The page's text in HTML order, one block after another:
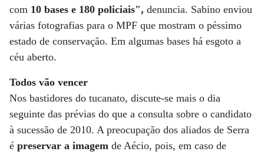
com 10 bases e 180 policiais", denuncia. Sabino enviou
várias fotografias para o MPF que mostram o péssimo
estado de conservação. Em algumas bases há esgoto a
céu aberto.
Todos vão vencer
Nos bastidores do tucanato, discute-se mais o dia
seguinte das prévias do que a consulta sobre o candidato
à sucessão de 2010. A preocupação dos aliados de Serra
é preservar a imagem de Aécio, pois, em caso de